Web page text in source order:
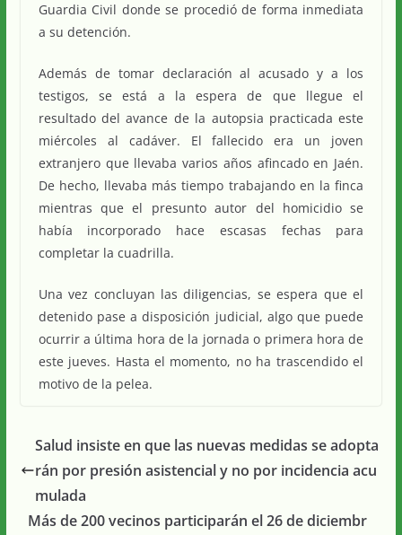
Guardia Civil donde se procedió de forma inmediata
a su detención.
Además de tomar declaración al acusado y a los
testigos, se está a la espera de que llegue el
resultado del avance de la autopsia practicada este
miércoles al cadáver. El fallecido era un joven
extranjero que llevaba varios años afincado en Jaén.
De hecho, llevaba más tiempo trabajando en la finca
mientras que el presunto autor del homicidio se
había incorporado hace escasas fechas para
completar la cuadrilla.
Una vez concluyan las diligencias, se espera que el
detenido pase a disposición judicial, algo que puede
ocurrir a última hora de la jornada o primera hora de
este jueves. Hasta el momento, no ha trascendido el
motivo de la pelea.
Salud insiste en que las nuevas medidas se adopta
rán por presión asistencial y no por incidencia acu
mulada
Más de 200 vecinos participarán el 26 de diciembr